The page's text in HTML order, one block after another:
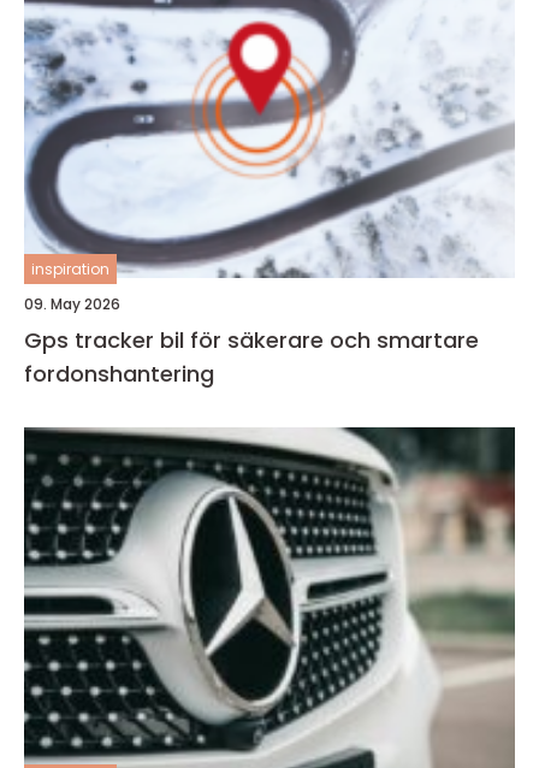
inspiration
09. May 2026
Gps tracker bil för säkerare och smartare
fordonshantering